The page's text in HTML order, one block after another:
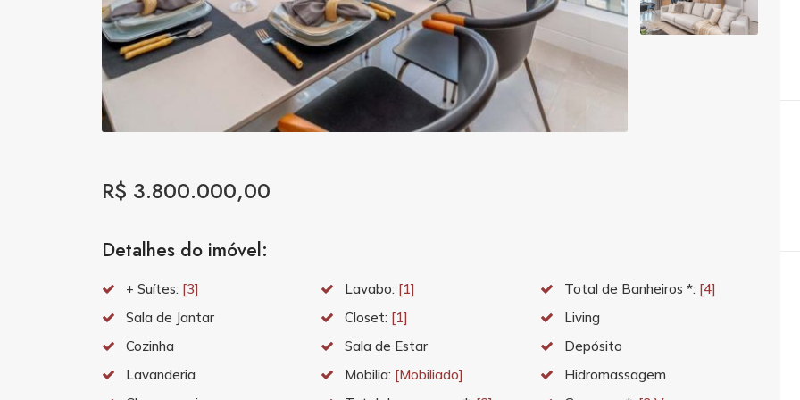
R$ 3.800.000,00
Detalhes do imóvel:
+ Suítes: [3] Lavabo: [1] Total de Banheiros *: [4]
Sala de Jantar
Closet: [1]
Living
Cozinha
Sala de Estar
Depósito
Lavanderia
Mobilia: [Mobiliado]
Hidromassagem